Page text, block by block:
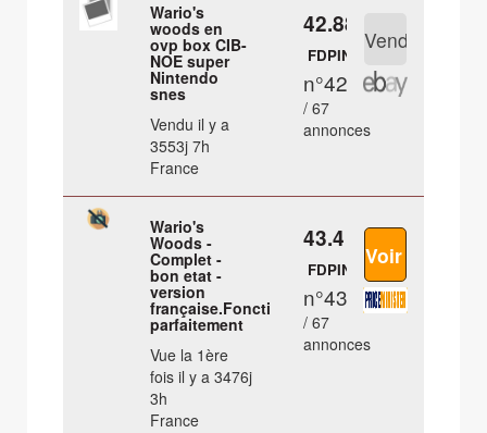
Wario's
woods en
ovp box CIB-
NOE super
Nintendo
snes
Vendu il y a
3553j 7h
France
42.88 €
FDPIN
n°42
/ 67
annonces
Wario's
Woods -
Complet -
bon etat -
version
française.Fonctionne
parfaitement
Vue la 1ère
fois il y a 3476j
3h
France
43.4 €
FDPIN
n°43
/ 67
annonces